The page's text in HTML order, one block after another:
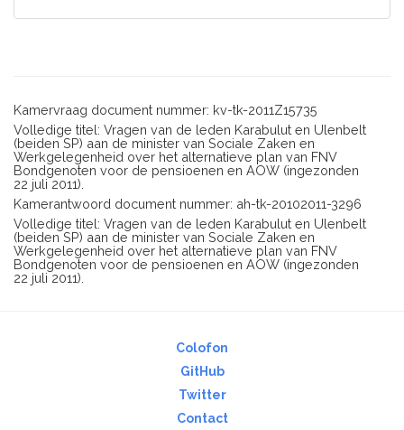
Kamervraag document nummer: kv-tk-2011Z15735
Volledige titel: Vragen van de leden Karabulut en Ulenbelt
(beiden SP) aan de minister van Sociale Zaken en
Werkgelegenheid over het alternatieve plan van FNV
Bondgenoten voor de pensioenen en AOW (ingezonden
22 juli 2011).
Kamerantwoord document nummer: ah-tk-20102011-3296
Volledige titel: Vragen van de leden Karabulut en Ulenbelt
(beiden SP) aan de minister van Sociale Zaken en
Werkgelegenheid over het alternatieve plan van FNV
Bondgenoten voor de pensioenen en AOW (ingezonden
22 juli 2011).
Colofon
GitHub
Twitter
Contact